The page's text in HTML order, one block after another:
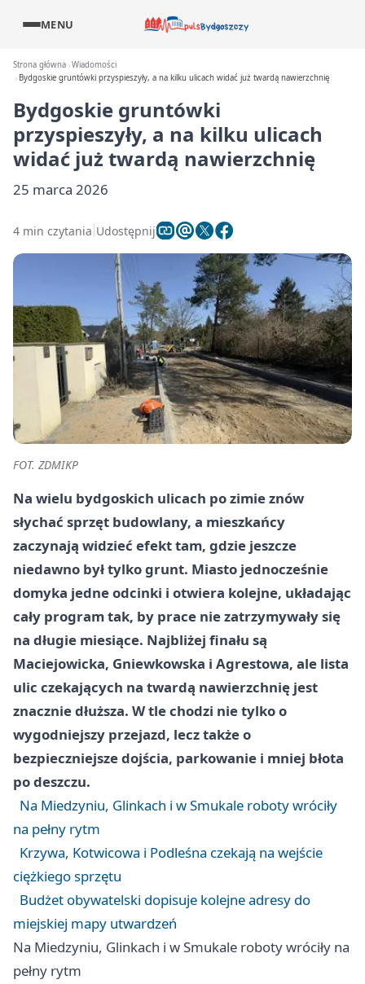
MENU
Strona główna Wiadomości
Bydgoskie gruntówki przyspieszyły, a na kilku ulicach widać już twardą nawierzchnię
Bydgoskie gruntówki
przyspieszyły, a na kilku ulicach
widać już twardą nawierzchnię
25 marca 2026
4 min czytania Udostępnij
FOT. ZDMIKP
Na wielu bydgoskich ulicach po zimie znów
słychać sprzęt budowlany, a mieszkańcy
zaczynają widzieć efekt tam, gdzie jeszcze
niedawno był tylko grunt. Miasto jednocześnie
domyka jedne odcinki i otwiera kolejne, układając
cały program tak, by prace nie zatrzymywały się
na długie miesiące. Najbliżej finału są
Maciejowicka, Gniewkowska i Agrestowa, ale lista
ulic czekających na twardą nawierzchnię jest
znacznie dłuższa. W tle chodzi nie tylko o
wygodniejszy przejazd, lecz także o
bezpieczniejsze dojścia, parkowanie i mniej błota
po deszczu.
Na Miedzyniu, Glinkach i w Smukale roboty wróciły
na pełny rytm
Krzywa, Kotwicowa i Podleśna czekają na wejście
ciężkiego sprzętu
Budżet obywatelski dopisuje kolejne adresy do
miejskiej mapy utwardzeń
Na Miedzyniu, Glinkach i w Smukale roboty wróciły na
pełny rytm